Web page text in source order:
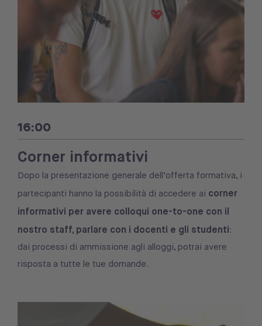
16:00
Corner informativi
Dopo la presentazione generale dell’offerta formativa, i
partecipanti hanno la possibilità di accedere ai corner
informativi per avere colloqui one-to-one con il
nostro staff, parlare con i docenti e gli studenti:
dai processi di ammissione agli alloggi, potrai avere
risposta a tutte le tue domande.